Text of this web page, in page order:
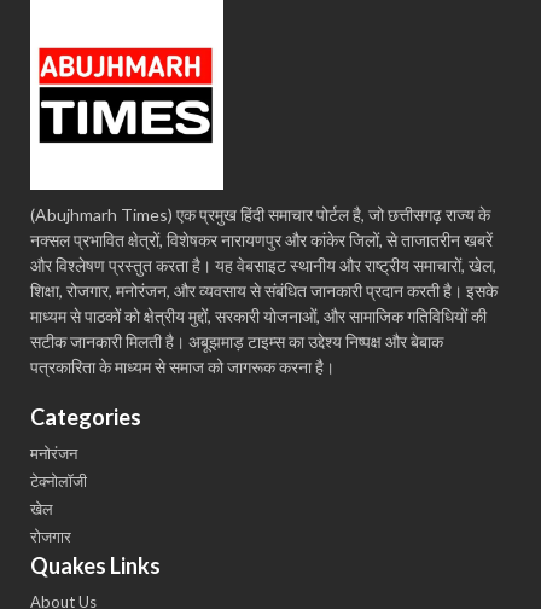
(Abujhmarh Times) एक प्रमुख हिंदी समाचार पोर्टल है, जो छत्तीसगढ़ राज्य के
नक्सल प्रभावित क्षेत्रों, विशेषकर नारायणपुर और कांकेर जिलों, से ताजातरीन खबरें
और विश्लेषण प्रस्तुत करता है। यह वेबसाइट स्थानीय और राष्ट्रीय समाचारों, खेल,
शिक्षा, रोजगार, मनोरंजन, और व्यवसाय से संबंधित जानकारी प्रदान करती है। इसके
माध्यम से पाठकों को क्षेत्रीय मुद्दों, सरकारी योजनाओं, और सामाजिक गतिविधियों की
सटीक जानकारी मिलती है। अबूझमाड़ टाइम्स का उद्देश्य निष्पक्ष और बेबाक
पत्रकारिता के माध्यम से समाज को जागरूक करना है।
Categories
मनोरंजन
टेक्नोलॉजी
खेल
रोजगार
Quakes Links
About Us